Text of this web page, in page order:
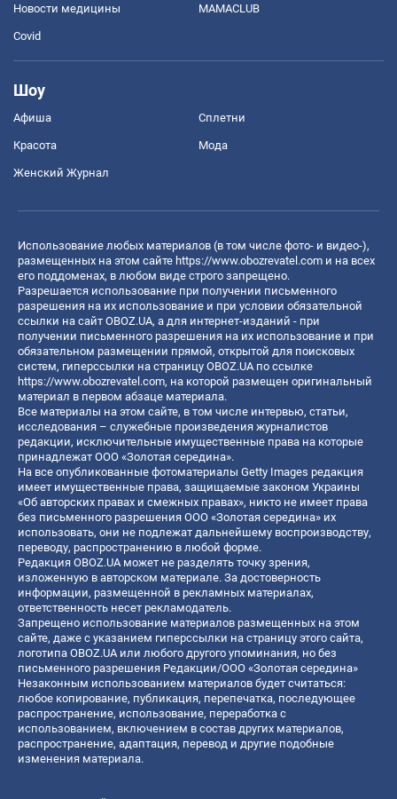
Новости медицины MAMACLUB
Covid
Шоу
Афиша Сплетни
Красота Мода
Женский Журнал
Использование любых материалов (в том числе фото- и видео-),
размещенных на этом сайте https://www.obozrevatel.com и на всех
его поддоменах, в любом виде строго запрещено.
Разрешается использование при получении письменного
разрешения на их использование и при условии обязательной
ссылки на сайт OBOZ.UA, а для интернет-изданий - при
получении письменного разрешения на их использование и при
обязательном размещении прямой, открытой для поисковых
систем, гиперссылки на страницу OBOZ.UA по ссылке
https://www.obozrevatel.com, на которой размещен оригинальный
материал в первом абзаце материала.
Все материалы на этом сайте, в том числе интервью, статьи,
исследования – служебные произведения журналистов
редакции, исключительные имущественные права на которые
принадлежат ООО «Золотая середина».
На все опубликованные фотоматериалы Getty Images редакция
имеет имущественные права, защищаемые законом Украины
«Об авторских правах и смежных правах», никто не имеет права
без письменного разрешения ООО «Золотая середина» их
использовать, они не подлежат дальнейшему воспроизводству,
переводу, распространению в любой форме.
Редакция OBOZ.UA может не разделять точку зрения,
изложенную в авторском материале. За достоверность
информации, размещенной в рекламных материалах,
ответственность несет рекламодатель.
Запрещено использование материалов размещенных на этом
сайте, даже с указанием гиперссылки на страницу этого сайта,
логотипа OBOZ.UA или любого другого упоминания, но без
письменного разрешения Редакции/ООО «Золотая середина»
Незаконным использованием материалов будет считаться:
любое копирование, публикация, перепечатка, последующее
распространение, использование, переработка с
использованием, включением в состав других материалов,
распространение, адаптация, перевод и другие подобные
изменения материала.